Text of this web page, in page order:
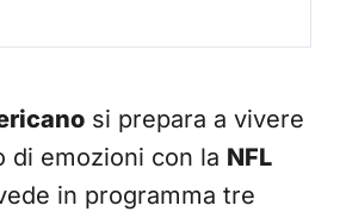
si prepara a vivere
di emozioni con la NFL
in programma tre